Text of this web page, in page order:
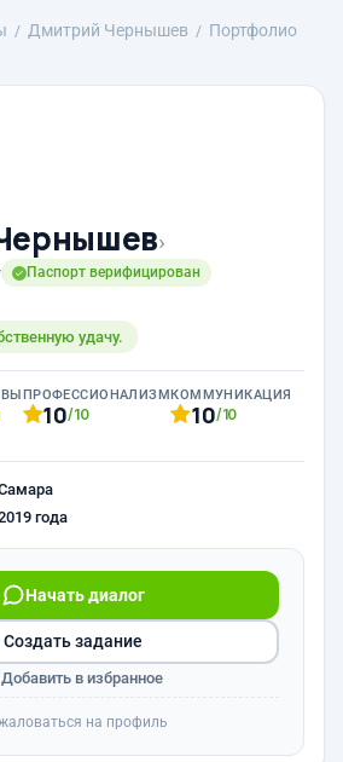
Дмитрий Чернышев
Портфолио
›
Паспорт верифицирован
удачу.
ПРОФЕССИОНАЛИЗМ
10/10
КОММУНИКАЦИЯ
10/10
года
Начать диалог
Создать задание
Добавить в избранное
на профиль